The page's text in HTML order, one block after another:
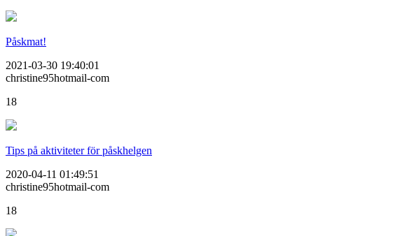
Påskmat!
2021-03-30 19:40:01
christine95hotmail-com
18
Tips på aktiviteter för påskhelgen
2020-04-11 01:49:51
christine95hotmail-com
18